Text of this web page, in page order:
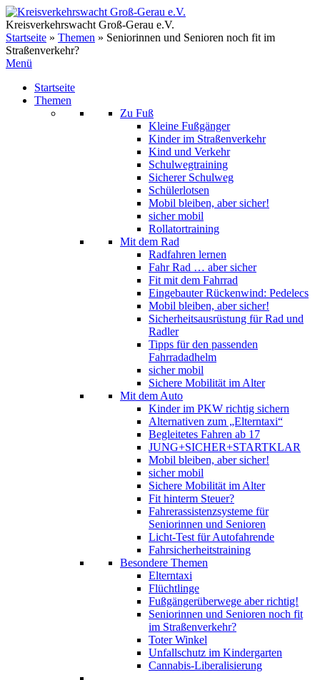
Zum
Inhalt
springen
Kreisverkehrswacht Groß-Gerau e.V.
Startseite » Themen » Seniorinnen und Senioren noch fit im
Straßenverkehr?
Menü
Startseite
Themen
Zu Fuß
Kleine Fußgänger
Kinder im Straßenverkehr
Kind und Verkehr
Schulwegtraining
Sicherer Schulweg
Schülerlotsen
Mobil bleiben, aber sicher!
sicher mobil
Rollatortraining
Mit dem Rad
Radfahren lernen
Fahr Rad … aber sicher
Fit mit dem Fahrrad
Eingebauter Rückenwind: Pedelecs
Mobil bleiben, aber sicher!
Sicherheitsausrüstung für Rad und
Radler
Tipps für den passenden
Fahrradadhelm
sicher mobil
Sichere Mobilität im Alter
Mit dem Auto
Kinder im PKW richtig sichern
Alternativen zum „Elterntaxi“
Begleitetes Fahren ab 17
JUNG+SICHER+STARTKLAR
Mobil bleiben, aber sicher!
sicher mobil
Sichere Mobilität im Alter
Fit hinterm Steuer?
Fahrerassistenzsysteme für
Seniorinnen und Senioren
Licht-Test für Autofahrende
Fahrsicherheitstraining
Besondere Themen
Elterntaxi
Flüchtlinge
Fußgängerüberwege aber richtig!
Seniorinnen und Senioren noch fit
im Straßenverkehr?
Toter Winkel
Unfallschutz im Kindergarten
Cannabis-Liberalisierung